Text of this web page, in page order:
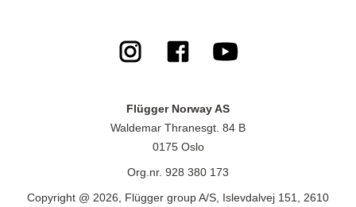
Flügger Norway AS
Waldemar Thranesgt. 84 B
0175 Oslo
Org.nr. 928 380 173
Copyright @ 2026, Flügger group A/S, Islevdalvej 151, 2610